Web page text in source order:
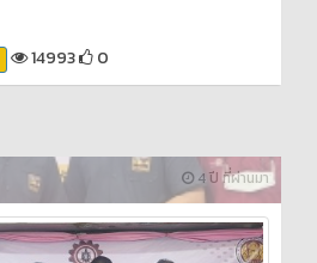
14993 0
4 ปี ที่ผ่านมา